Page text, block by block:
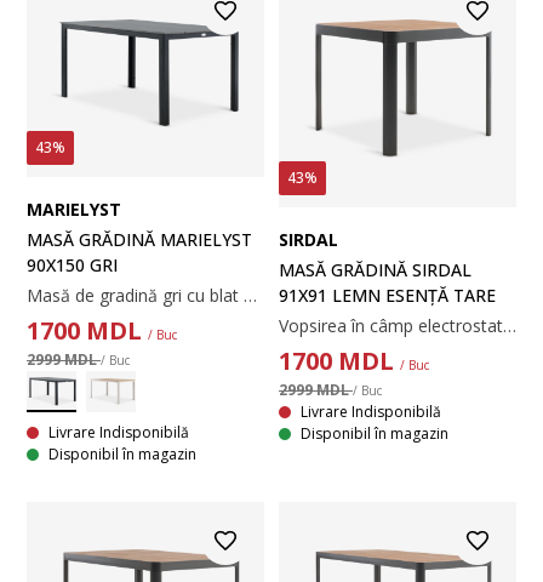
43%
MARIELYST
MASĂ GRĂDINĂ MARIELYST
90X150 GRI
Masă de gradină gri cu blat din lemn artificial. Cadru și picioare din aluminiu vopsit cu pulbere. Lemnul artificial are aspectul și textura lemnului natural fără a necesita întreținere. Aluminiul este un material ușor și robust, care nu ruginește. 90x150x74 cm
1700 MDL / Buc
2999 MDL/ Buc
Livrare Indisponibilă
Disponibil în magazin
43%
SIRDAL
MASĂ GRĂDINĂ SIRDAL
91X91 LEMN ESENȚĂ TARE
Vopsirea în câmp electrostatic ajută la protejarea metalului de uzură și rugină. Vopsirea în câmp electrostatic este procesul de aplicare a unui strat protector de pulbere colorată pe metal.
1700 MDL / Buc
2999 MDL/ Buc
Livrare Indisponibilă
Disponibil în magazin